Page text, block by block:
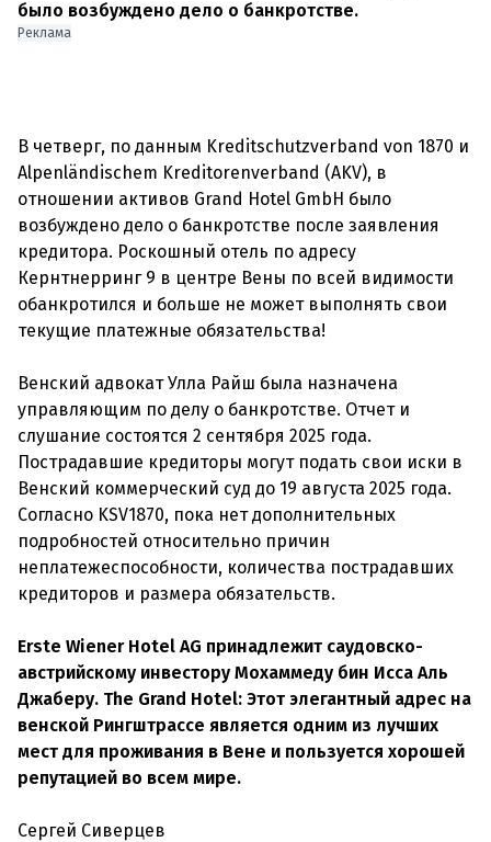
было возбуждено дело о банкротстве.
Реклама
В четверг, по данным Kreditschutzverband von 1870 и
Alpenländischem Kreditorenverband (AKV), в
отношении активов Grand Hotel GmbH было
возбуждено дело о банкротстве после заявления
кредитора. Роскошный отель по адресу
Кернтнерринг 9 в центре Вены по всей видимости
обанкротился и больше не может выполнять свои
текущие платежные обязательства!
Венский адвокат Улла Райш была назначена
управляющим по делу о банкротстве. Отчет и
слушание состоятся 2 сентября 2025 года.
Пострадавшие кредиторы могут подать свои иски в
Венский коммерческий суд до 19 августа 2025 года.
Согласно KSV1870, пока нет дополнительных
подробностей относительно причин
неплатежеспособности, количества пострадавших
кредиторов и размера обязательств.
Erste Wiener Hotel AG принадлежит саудовско-
австрийскому инвестору Мохаммеду бин Исса Аль
Джаберу. The Grand Hotel: Этот элегантный адрес на
венской Рингштрассе является одним из лучших
мест для проживания в Вене и пользуется хорошей
репутацией во всем мире.
Сергей Сиверцев